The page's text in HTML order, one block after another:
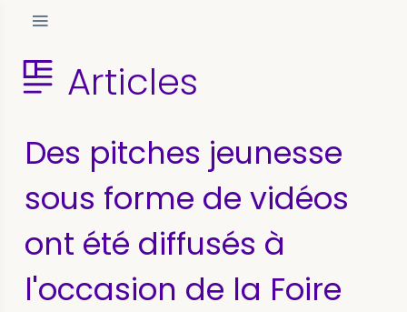
Articles
Des pitches jeunesse
sous forme de vidéos
ont été diffusés à
l'occasion de la Foire